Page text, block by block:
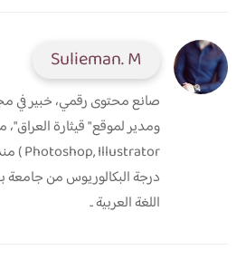
Sulieman. M
ومدير لموقع " قيثارة
درجة البكالوريوس من جامعة
اللغة العربية ..